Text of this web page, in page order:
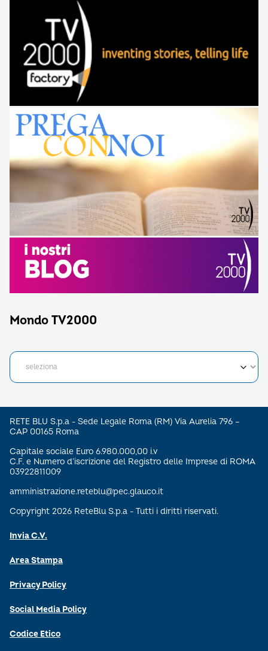
Mondo TV2000
RETE BLU S.p.a - Sede Legale Roma (RM) Via Aurelia 796 –
CAP 00165 Roma
Capitale sociale Euro 6.980.000,00 i.v
C.F. e Numero d’iscrizione del Registro delle Imprese di ROMA
03922811009
amministrazione.reteblu@pec.glauco.it
Copyright 2026 ReteBlu S.p.a - Tutti i diritti riservati.
Invia C.V.
Area Stampa
Privacy Policy
Social Media Policy
Codice Etico